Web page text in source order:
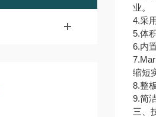
业。
4.采
5.体
6.内
缩短
8.整
9.简
三、